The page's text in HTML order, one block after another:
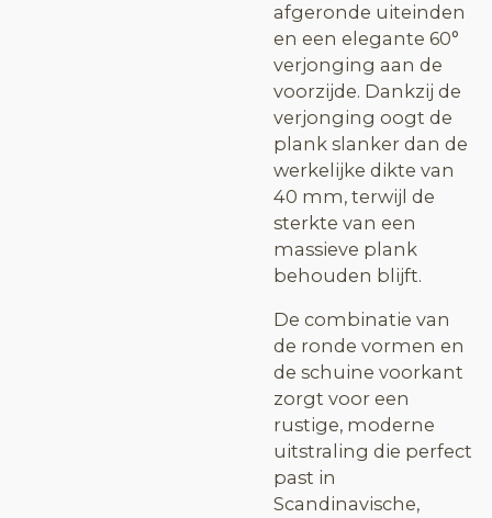
afgeronde uiteinden
en een elegante 60°
verjonging aan de
voorzijde. Dankzij de
verjonging oogt de
plank slanker dan de
werkelijke dikte van
40 mm, terwijl de
sterkte van een
massieve plank
behouden blijft.
De combinatie van
de ronde vormen en
de schuine voorkant
zorgt voor een
rustige, moderne
uitstraling die perfect
past in
Scandinavische,